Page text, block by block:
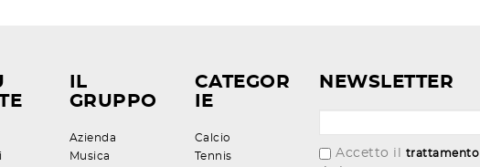
IL
GRUPPO
Azienda
Musica
CATEGOR
IE
Calcio
Tennis
NEWSLETTER
Accetto il trattamento